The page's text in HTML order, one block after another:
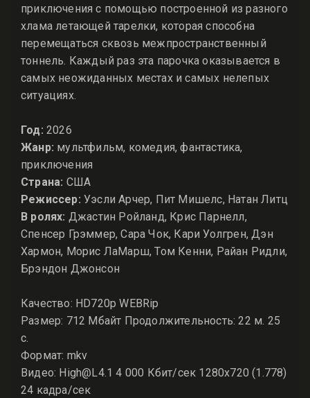
приключения с помощью построенной из разного
хлама летающей тарелки, которая способна
перемещаться сквозь межпространственный
тоннель. Каждый раз эта парочка оказывается в
самых неожиданных местах и самых нелепых
ситуациях.
Год: 2026
Жанр: мультфильм, комедия, фантастика,
приключения
Страна: США
Режиссер: Уэсли Арчер, Пит Мишелс, Натан Литц
В ролях: Джастин Ройланд, Крис Парнелл,
Спенсер Грэммер, Сара Чок, Кари Уолгрен, Дэн
Хармон, Морис ЛаМарш, Том Кенни, Райан Ридли,
Брэндон Джонсон
Качество: HD720p WEBRip
Размер: 712 Мбайт Продолжительность: 22 м. 25
с.
Формат: mkv
Видео: High@L4.1 4 000 Кбит/сек 1280x720 (1.778)
24 кадра/сек